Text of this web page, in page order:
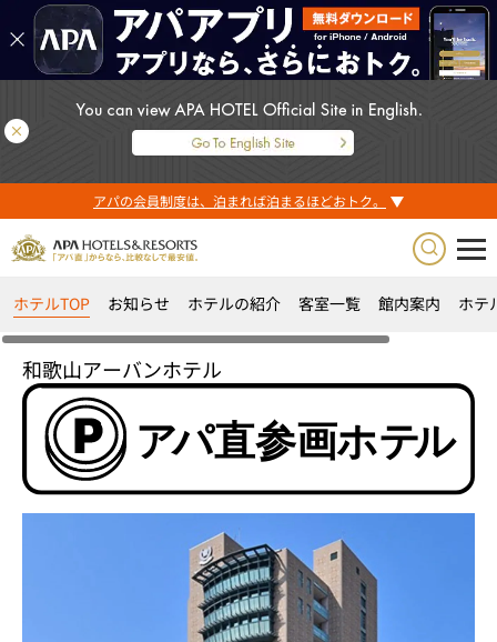
アパの会員制度は、泊まれば泊まるほどおトク。
ホテルTOP お知らせ ホテルの紹介 客室一覧 館内案内 ホテ
和歌山アーバンホテル